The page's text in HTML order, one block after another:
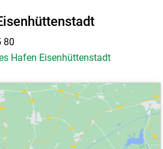
80
Hafen Eisenhüttenstadt